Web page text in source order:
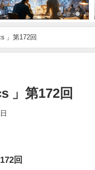
」第172回
」第172回
172回